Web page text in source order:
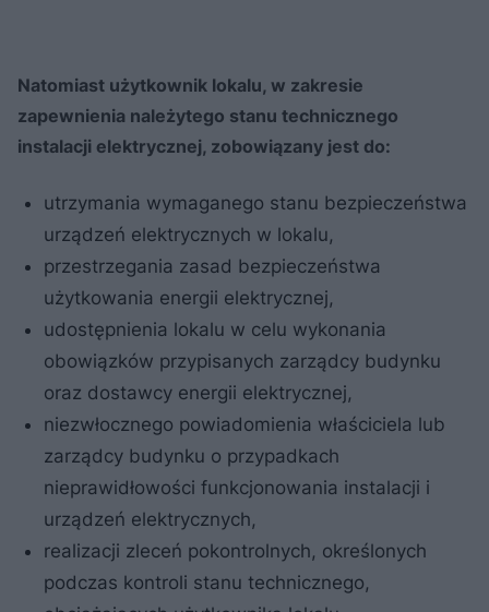
Natomiast użytkownik lokalu, w zakresie
zapewnienia należytego stanu technicznego
instalacji elektrycznej, zobowiązany jest do:
utrzymania wymaganego stanu bezpieczeństwa
urządzeń elektrycznych w lokalu,
przestrzegania zasad bezpieczeństwa
użytkowania energii elektrycznej,
udostępnienia lokalu w celu wykonania
obowiązków przypisanych zarządcy budynku
oraz dostawcy energii elektrycznej,
niezwłocznego powiadomienia właściciela lub
zarządcy budynku o przypadkach
nieprawidłowości funkcjonowania instalacji i
urządzeń elektrycznych,
realizacji zleceń pokontrolnych, określonych
podczas kontroli stanu technicznego,